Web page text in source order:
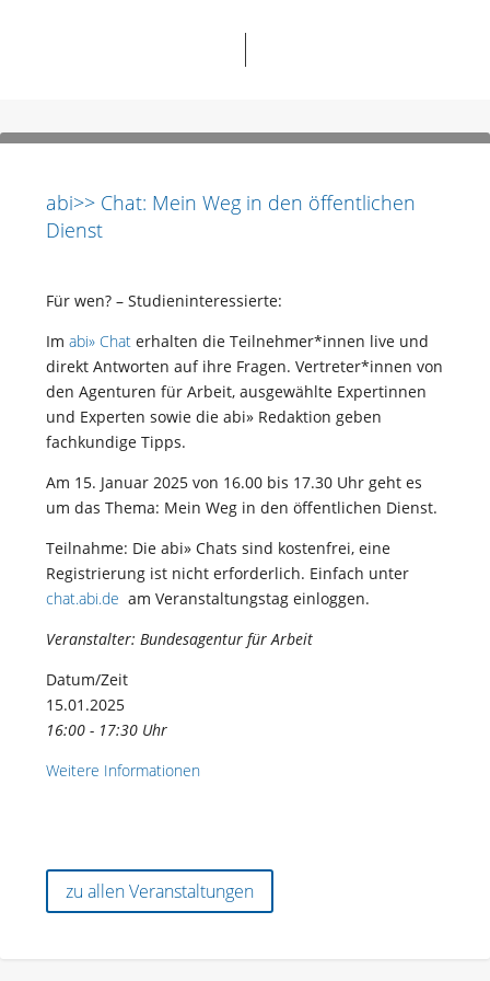
abi>> Chat: Mein Weg in den öffentlichen
Dienst
Für wen? – Studieninteressierte:
Im abi» Chat erhalten die Teilnehmer*innen live und
direkt Antworten auf ihre Fragen. Vertreter*innen von
den Agenturen für Arbeit, ausgewählte Expertinnen
und Experten sowie die abi» Redaktion geben
fachkundige Tipps.
Am 15. Januar 2025 von 16.00 bis 17.30 Uhr geht es
um das Thema: Mein Weg in den öffentlichen Dienst.
Teilnahme: Die abi» Chats sind kostenfrei, eine
Registrierung ist nicht erforderlich. Einfach unter
chat.abi.de am Veranstaltungstag einloggen.
Veranstalter: Bundesagentur für Arbeit
Datum/Zeit
15.01.2025
16:00 - 17:30 Uhr
Weitere Informationen
zu allen Veranstaltungen